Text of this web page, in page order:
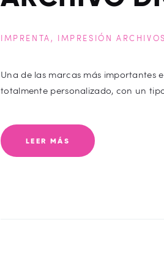
IMPRENTA , IMPRESIÓN
Una de las marcas más importantes
totalmente personalizado, con un
LEER MÁS